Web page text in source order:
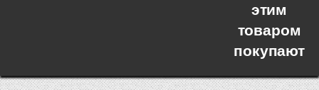
этим
товаром
покупают